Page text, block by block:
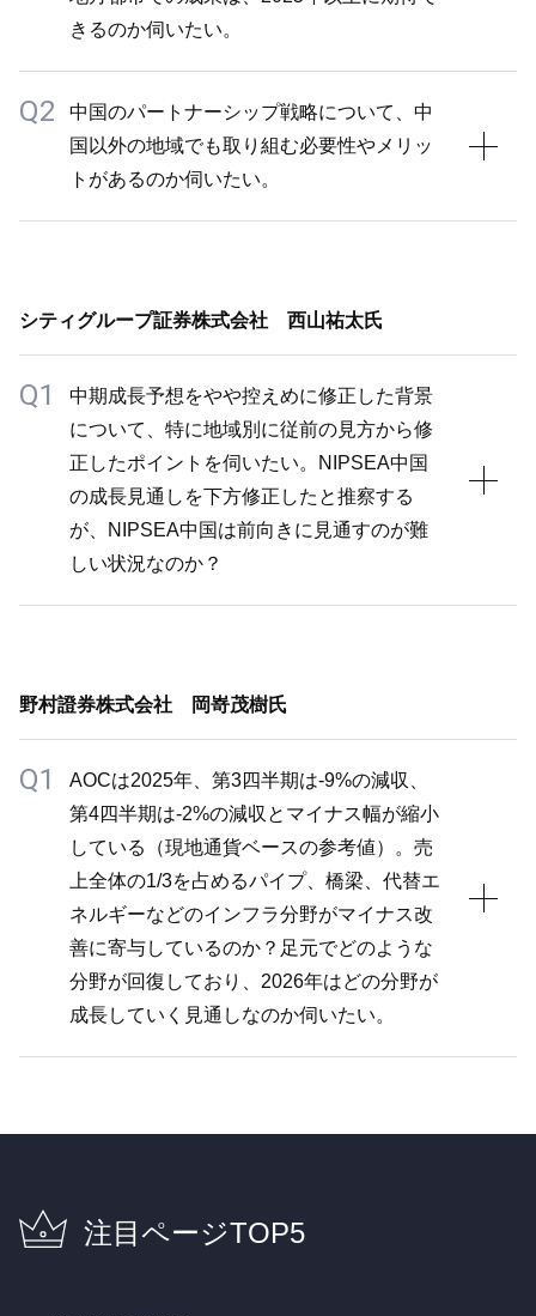
きるのか伺いたい。
A1
設備投資については、当社は必要な時に絞って実施し
つつ、パートナー企業の生産能力を活用することで、
双方の稼働率を向上できるなどのメリットがある関係
をパートナー企業が補完しており、現状うまく機能し
ています。現状のように市場が停滞している場合は、
パートナー企業の稼働率が十分に上がらないこともあ
り、少し残念に感じていますが、今後3～6級都市で
の成長がしっかりと実現できれば、パートナーシップ
の意義がさらに高まると見込んでいます。
パートナーシップ自体は順調に進んでいますが、その
前提として、販売戦略やテクスチャー・ペイントの強
Q2
中国のパートナーシップ戦略について、中
国以外の地域でも取り組む必要性やメリッ
トがあるのか伺いたい。
ートナー会社が状況に応じて柔軟に検討しています。
もインセンティブが働きやすい環境でしたが、他の地
域では必ずしも同じニーズがあるとは限らず、必要性
やメリットがあれば是々非々で対応していきます。
NIPSEAはこうした知見の共有にも長けており、各
社・各地域でさまざまな可能性を検討しています。
シティグループ証券株式会社 西山祐太氏
Q1
中期成長予想をやや控えめに修正した背景
について、特に地域別に従前の見方から修
正したポイントを伺いたい。NIPSEA中国
の成長見通しを下方修正したと推察する
が、NIPSEA中国は前向きに見通すのが難
しい状況なのか？
前後の売上成長を見込んでいましたが、現在の中期予
の成長を見込んでいますが、今後成長率が低下してい
くとは考えていません。中期的には現在の軟調な市況
をある程度前提としつつ、市況が回復すればプラス要
素になる見込みですので、やや保守的に想定していま
す。
全体に占めるNIPSEA中国の割合は非常に大きいた
め、NIPSEA中国の成長見通しの修正が全体の見通し
にも若干の影響を与えています。加えて、AOCにつ
いても利益面では一定の貢献があるものの、現時点の
んでいたのに対して、引き続き+10%程度の利益成長
は目指していきたいと考え、今回は+HSDに修正して
野村證券株式会社 岡嵜茂樹氏
Q1
AOCは2025年、第3四半期は-9%の減収、
第4四半期は-2%の減収とマイナス幅が縮小
している（現地通貨ベースの参考値）。売
上全体の1/3を占めるパイプ、橋梁、代替エ
ネルギーなどのインフラ分野がマイナス改
善に寄与しているのか？足元でどのような
分野が回復しており、2026年はどの分野が
成長していく見通しなのか伺いたい。
競合他社もいる中、当社としては機微な情報と考えて
ちの兆しが見えてきているものの、急激なＶ字回復は
注目ページTOP5